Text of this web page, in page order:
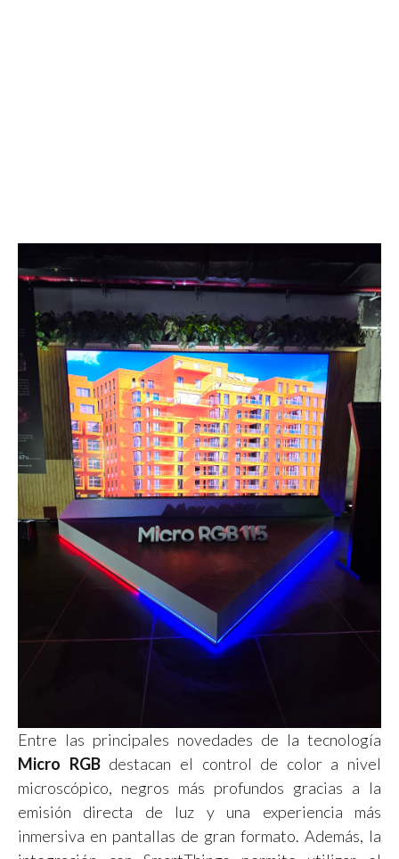
Entre las principales novedades de la tecnología
Micro RGBdestacan el control de color a nivel
microscópico, negros más profundos gracias a la
emisión directa de luz y una experiencia más
inmersiva en pantallas de gran formato. Además, la